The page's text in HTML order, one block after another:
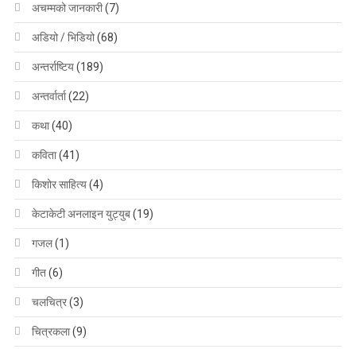
अचम्मको जानकारी(7)
अडियो / भिडियो(68)
अन्तर्राष्टिय(189)
अन्तर्वार्ता(22)
कथा(40)
कविता(41)
किशोर साहित्य(4)
केटाकेटी अनलाइन युट्युब(19)
गजल(1)
गीत(6)
चलचित्र(3)
चित्रकला(9)